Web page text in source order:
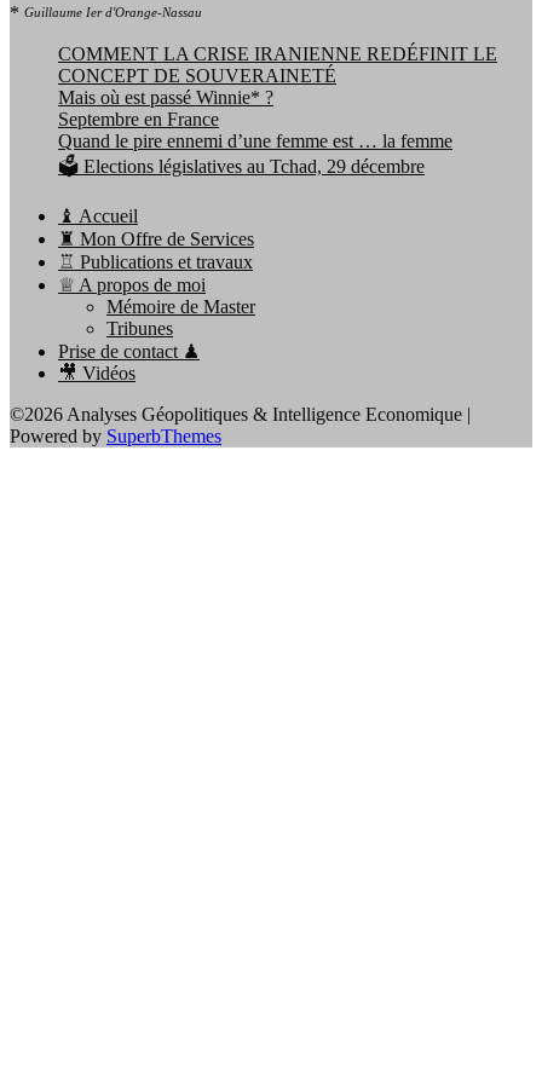
* Guillaume Ier d'Orange-Nassau
COMMENT LA CRISE IRANIENNE REDÉFINIT LE
CONCEPT DE SOUVERAINETÉ
Mais où est passé Winnie* ?
Septembre en France
Quand le pire ennemi d’une femme est … la femme
🗳️ Elections législatives au Tchad, 29 décembre
♝ Accueil
♜ Mon Offre de Services
♖ Publications et travaux
♕ A propos de moi
Mémoire de Master
Tribunes
Prise de contact ♟
🎥 Vidéos
©2026 Analyses Géopolitiques & Intelligence Economique |
Powered by SuperbThemes